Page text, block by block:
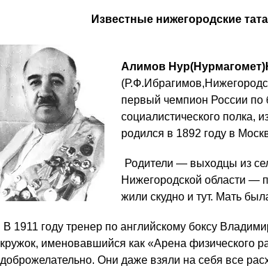
Известные нижегородские
Алимов
первый чемпион России по
социалистического полка,
родился в 1892 году в
Родители — выходцы из
Нижегородской области —
жили скудно и тут. Мать
В 1911 году тренер по английскому боксу
кружок, именовавшийся как «Арена физического
доброжелательно. Они даже взяли на себя все